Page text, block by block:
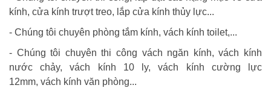
kính, cửa kính trượt treo, lắp cửa kính thủy lực...
- Chúng tôi chuyên phòng tắm kính, vách kính toilet,...
- Chúng tôi chuyên thi công vách ngăn kính, vách kính
nước chảy, vách kính 10 ly, vách kính cường lực
12mm, vách kính văn phòng...